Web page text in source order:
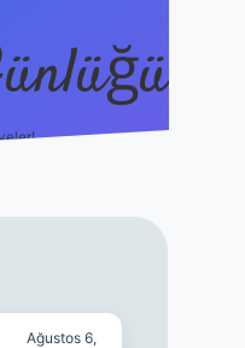
Ağustos 6,
vdcasino güncel